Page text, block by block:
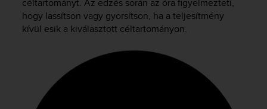
céltartományt. Az edzés során az óra figyelmezteti,
hogy lassítson vagy gyorsítson, ha a teljesítmény
kívül esik a kiválasztott céltartományon.